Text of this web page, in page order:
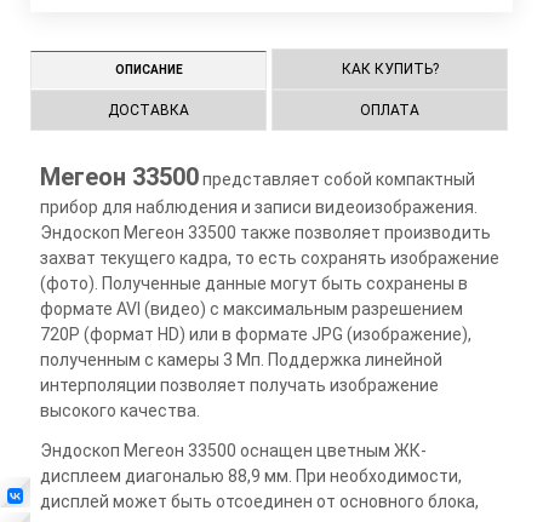
ОПИСАНИЕ КАК КУПИТЬ?
ДОСТАВКА ОПЛАТА
Мегеон 33500представляет собой компактный
прибор для наблюдения и записи видеоизображения.
Эндоскоп Мегеон 33500 также позволяет производить
захват текущего кадра, то есть сохранять изображение
(фото). Полученные данные могут быть сохранены в
формате AVI (видео) с максимальным разрешением
720P (формат HD) или в формате JPG (изображение),
полученным с камеры 3 Мп. Поддержка линейной
интерполяции позволяет получать изображение
высокого качества.
Эндоскоп Мегеон 33500 оснащен цветным ЖК-
дисплеем диагональю 88,9 мм. При необходимости,
дисплей может быть отсоединен от основного блока,